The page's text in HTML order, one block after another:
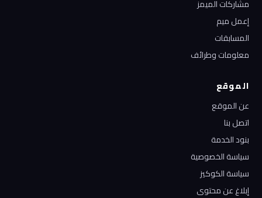
مشاركات الميمز
إعمل ميم
المسابقات
معلومات وطرائف
الموقع
عن الموقع
اتصل بنا
بنود الخدمة
سياسة الخصوصية
سياسة الكوكيز
إبلاغ عن محتوى